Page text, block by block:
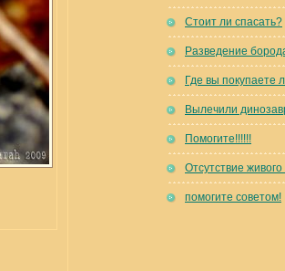
Стоит ли спасать?
Разведение
Где вы покупаете
Вылечили
Помогите!!!!!!
Отсутствие
помогите советом!